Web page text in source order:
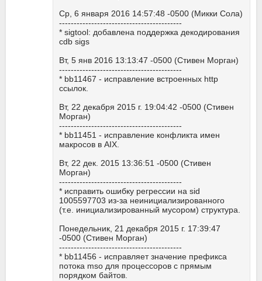
Ср, 6 января 2016 14:57:48 -0500 (Микки Сола)
------------------------------------------
* sigtool: добавлена поддержка декодирования
cdb sigs
Вт, 5 янв 2016 13:13:47 -0500 (Стивен Морган)
------------------------------------------
* bb11467 - исправление встроенных http
ссылок.
Вт, 22 декабря 2015 г. 19:04:42 -0500 (Стивен
Морган)
------------------------------------------
* bb11451 - исправление конфликта имен
макросов в AIX.
Вт, 22 дек. 2015 13:36:51 -0500 (Стивен
Морган)
------------------------------------------
* исправить ошибку регрессии на sid
1005597703 из-за неинициализированного
(т.е. инициализированный мусором) структура.
Понедельник, 21 декабря 2015 г. 17:39:47
-0500 (Стивен Морган)
------------------------------------------
* bb11456 - исправляет значение префикса
потока mso для процессоров с прямым
порядком байтов.